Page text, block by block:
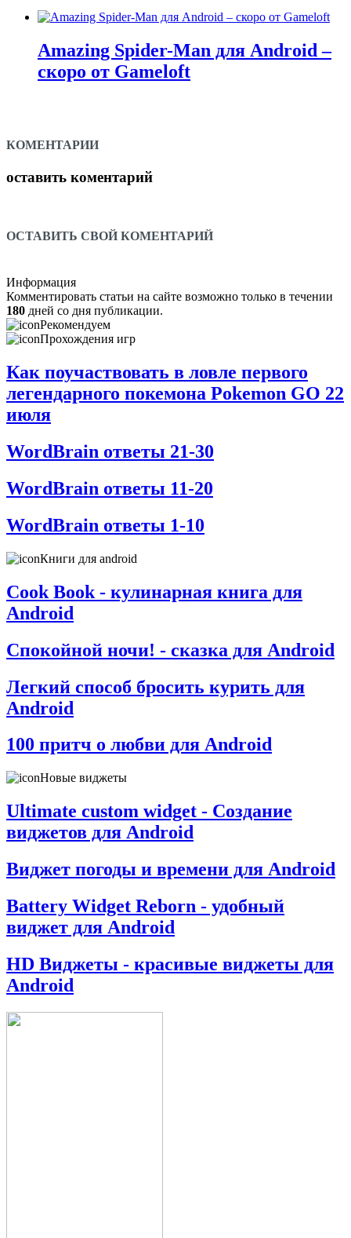
Amazing Spider-Man для Android –
скоро от Gameloft
КОМЕНТАРИИ
оставить коментарий
ОСТАВИТЬ СВОЙ КОМЕНТАРИЙ
Информация
Комментировать статьи на сайте возможно только в течении
180 дней со дня публикации.
Рекомендуем
Прохождения игр
Как поучаствовать в ловле первого
легендарного покемона Pokemon GO 22
июля
WordBrain ответы 21-30
WordBrain ответы 11-20
WordBrain ответы 1-10
Книги для android
Cook Book - кулинарная книга для
Android
Спокойной ночи! - сказка для Android
Легкий способ бросить курить для
Android
100 притч о любви для Android
Новые виджеты
Ultimate custom widget - Создание
виджетов для Android
Виджет погоды и времени для Android
Battery Widget Reborn - удобный
виджет для Android
HD Виджеты - красивые виджеты для
Android